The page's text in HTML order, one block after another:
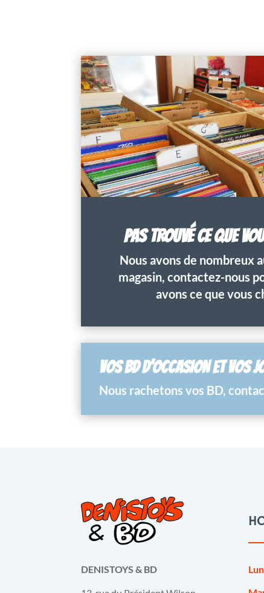
PAS TROUVÉ CE QUE
Nous avons de nombreux
magasin, contactez-nous
avons ce que vous
VOS BD D’OCCASION ET VOS
Nous rachetons vos BD,
DENISTOYS & BD